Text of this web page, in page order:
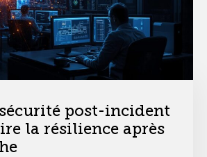
post-incident
la résilience après